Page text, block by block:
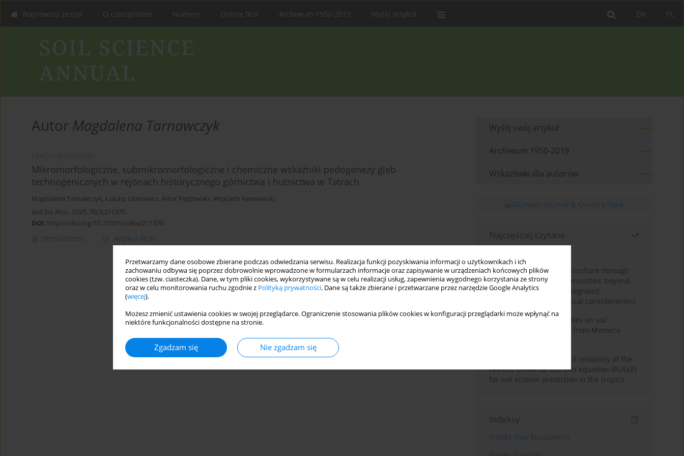
Przetwarzamy dane osobowe zbierane podczas odwiedzania serwisu. Realizacja funkcji pozyskiwania informacji o użytkownikach i ich
zachowaniu odbywa się poprzez dobrowolnie wprowadzone w formularzach informacje oraz zapisywanie w urządzeniach końcowych plików
cookies (tzw. ciasteczka). Dane, w tym pliki cookies, wykorzystywane są w celu realizacji usług, zapewnienia wygodnego korzystania ze strony
oraz w celu monitorowania ruchu zgodnie z Polityką prywatności. Dane są także zbierane i przetwarzane przez narzędzie Google Analytics
(więcej).
Możesz zmienić ustawienia cookies w swojej przeglądarce. Ograniczenie stosowania plików cookies w konfiguracji przeglądarki może wpłynąć na
niektóre funkcjonalności dostępne na stronie.
Zgadzam się Nie zgadzam się
PL
EN
Najnowszy zeszyt O czasopiśmie Numery Online first Archiwum 1950-2019 Wyślij artykuł
Autor Magdalena Tarnawczyk
Mikromorfologiczne, submikromorfologiczne i chemiczne wskaźniki pedogenezy gleb
technogenicznych w rejonach historycznego górnictwa i hutnictwa w Tatrach
Magdalena Tarnawczyk, Łukasz Uzarowicz, Artur Pędziwiatr, Wojciech Kwasowski
Soil Sci. Ann., 2025, 76(3)211370
DOI: https://doi.org/10.37501/soilsa/211370
Streszczenie Artykuł (PDF)
Wyślij swój artykuł
Archiwum 1950-2019
Wskazówki dla autorów
Najczęściej czytane
Towards sustainable agriculture through
synthetic microbial communities: beyond
multifunctional roles, integrated
applications, and ecological considerations
Impacts of mining activities on soil
properties: case studies from Morocco
Revisiting the questioned reliability of the
revised universal soil loss equation (RUSLE)
for soil erosion prediction in the tropics
Indeksy
Indeks słów kluczowych